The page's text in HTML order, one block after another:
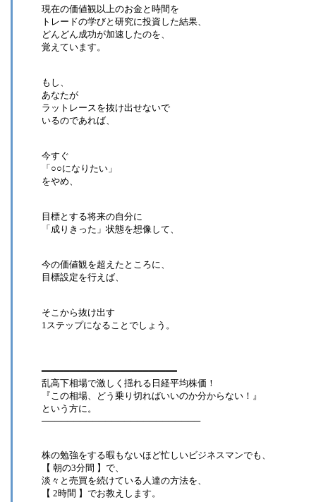
現在の価値観以上のお金と時間を
トレードの学びと研究に投資した結果、
どんどん成功が加速したのを、
覚えています。
もし、
あなたが
ラットレースを抜け出せないで
いるのであれば、
今すぐ
「○○になりたい」
をやめ、
目標とする将来の自分に
「成りきった」状態を想像して、
今の価値観を超えたところに、
目標設定を行えば、
そこから抜け出す
1ステップになることでしょう。
━━━━━━━━━━━━━━━━━━━━━━━━
乱高下相場で激しく揺れる日経平均株価！
『この相場、どう乗り切ればいいのか分からない！』
という方に。
─────────────────────────
株の勉強をする暇もないほど忙しいビジネスマンでも、
【 朝の3分間 】で、
淡々と売買を続けている人達の方法を、
【 2時間 】でお教えします。